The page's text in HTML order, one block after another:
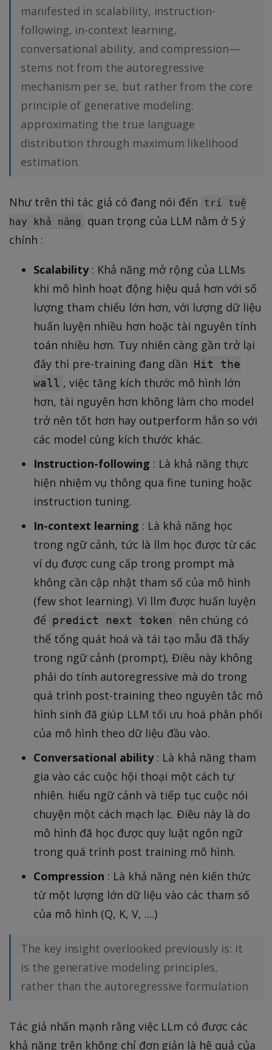
manifested in scalability, instruction-
following, in-context learning,
conversational ability, and compression—
stems not from the autoregressive
mechanism per se, but rather from the core
principle of generative modeling:
approximating the true language
distribution through maximum likelihood
estimation.
Như trên thì tác giả có đang nói đến
trí tuệ
hay khả năng
quan trọng của LLM nằm ở 5 ý
chính :
Scalability: Khả năng mở rộng của LLMs
khi mô hình hoạt động hiệu quả hơn với số
lượng tham chiếu lớn hơn, với lượng dữ liệu
huấn luyện nhiều hơn hoặc tài nguyên tính
toán nhiều hơn. Tuy nhiên càng gần trở lại
đây thì pre-training đang dần Hit the
wall , việc tăng kích thước mô hình lớn
hơn, tài nguyên hơn không làm cho model
trở nên tốt hơn hay outperform hẳn so với
các model cùng kích thước khác.
Instruction-following : Là khả năng thực
hiện nhiệm vụ thông qua fine tuning hoặc
instruction tuning.
In-context learning : Là khả năng học
trong ngữ cảnh, tức là llm học được từ các
ví dụ được cung cấp trong prompt mà
không cần cập nhật tham số của mô hình
(few shot learning). Vì llm được huấn luyện
để predict next token
nên chúng có
thể tổng quát hoá và tái tạo mẫu đã thấy
trong ngữ cảnh (prompt), Điều này không
phải do tính autoregressive mà do trong
quá trình post-training theo nguyên tắc mô
hình sinh đã giúp LLM tối ưu hoá phân phối
của mô hình theo dữ liệu đầu vào.
Conversational ability: Là khả năng tham
gia vào các cuộc hội thoại một cách tự
nhiên. hiểu ngữ cảnh và tiếp tục cuộc nói
chuyện một cách mạch lạc. Điều này là do
mô hình đã học được quy luật ngôn ngữ
trong quá trình post training mô hình.
Compression : Là khả năng nén kiến thức
từ một lượng lớn dữ liệu vào các tham số
của mô hình (Q, K, V, ....)
The key insight overlooked previously is: it
is the generative modeling principles,
rather than the autoregressive formulation
Tác giả nhấn mạnh rằng việc LLm có được các
khả năng trên không chỉ đơn giản là hệ quả của